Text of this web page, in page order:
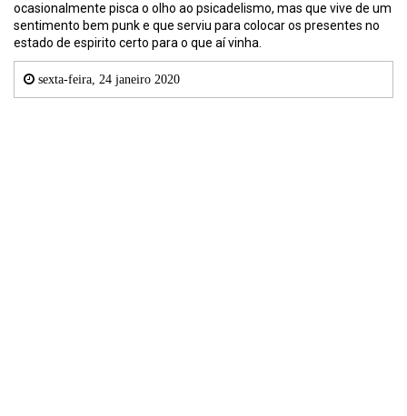
ocasionalmente pisca o olho ao psicadelismo, mas que vive de um
sentimento bem punk e que serviu para colocar os presentes no
estado de espirito certo para o que aí vinha.
sexta-feira, 24 janeiro 2020